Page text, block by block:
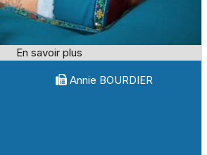
Annie BOURDIER